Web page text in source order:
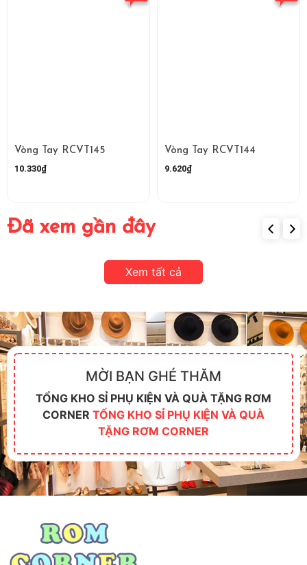
Vòng Tay RCVT145
10.330₫
Vòng Tay RCVT144
9.620₫
Đã xem gần đây
Xem tất cả
MỜI BẠN GHÉ THĂM
TỔNG KHO SỈ PHỤ KIỆN VÀ QUÀ TẶNG RƠM
CORNER TỔNG KHO SỈ PHỤ KIỆN VÀ QUÀ
TẶNG RƠM CORNER